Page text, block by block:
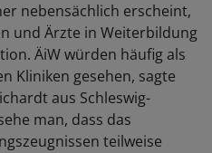
nebensächlich erscheint,
und Ärzte in Weiterbildung
ÄiW würden häufig als
Kliniken gesehen, sagte
aus Schleswig-
man, dass das
teilweise